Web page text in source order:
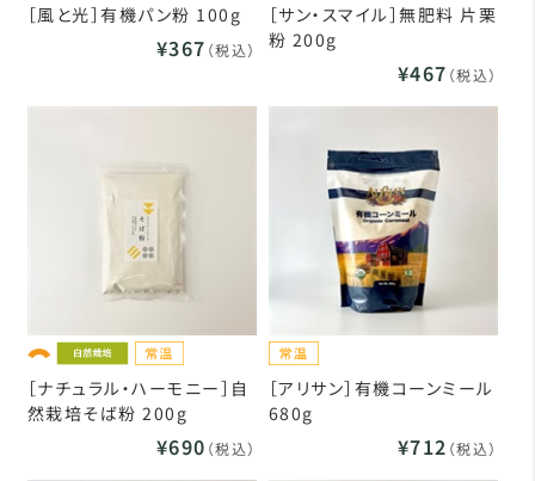
［風と光］有機パン粉 100g
¥367 （税込）
［サン・スマイル］無肥料 片栗
粉 200g
¥467 （税込）
［ナチュラル・ハーモニー］自
然栽培そば粉 200g
¥690 （税込）
［アリサン］有機コーンミール
680g
¥712 （税込）